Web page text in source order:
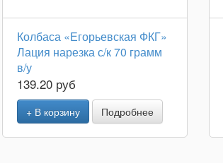
Колбаса «Егорьевская ФКГ»
Лация нарезка с/к 70 грамм
в/у
139.20 руб
+ В корзину Подробнее